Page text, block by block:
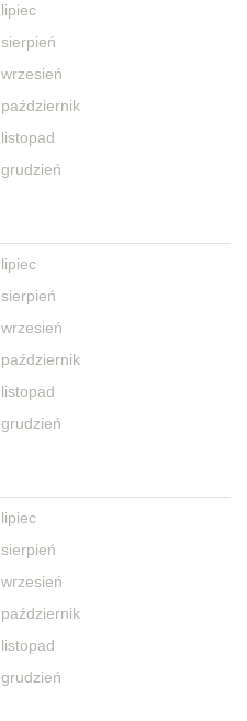
lipiec
sierpień
wrzesień
październik
listopad
grudzień
lipiec
sierpień
wrzesień
październik
listopad
grudzień
lipiec
sierpień
wrzesień
październik
listopad
grudzień